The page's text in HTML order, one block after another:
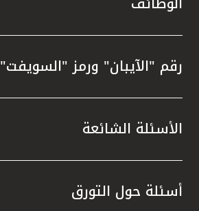
رقم "الآيبان" ورمز "السويفت"
الأسئلة الشائعة
أسئلة حول التورق